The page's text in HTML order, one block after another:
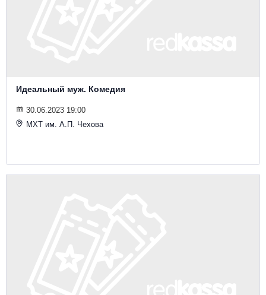
Идеальный муж. Комедия
30.06.2023 19:00
МХТ им. А.П. Чехова